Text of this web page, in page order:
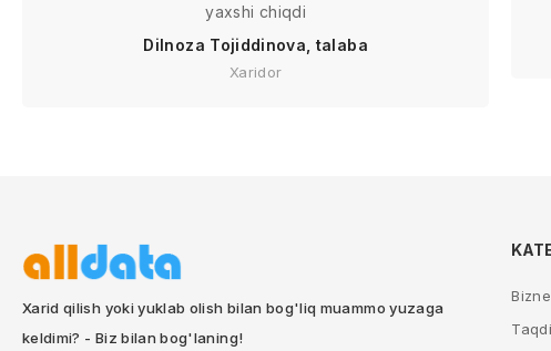
yaxshi chiqdi
Dilnoza Tojiddinova, talaba
Xaridor
Xarid qilish yoki yuklab olish bilan bog'liq muammo yuzaga
keldimi? - Biz bilan bog'laning!